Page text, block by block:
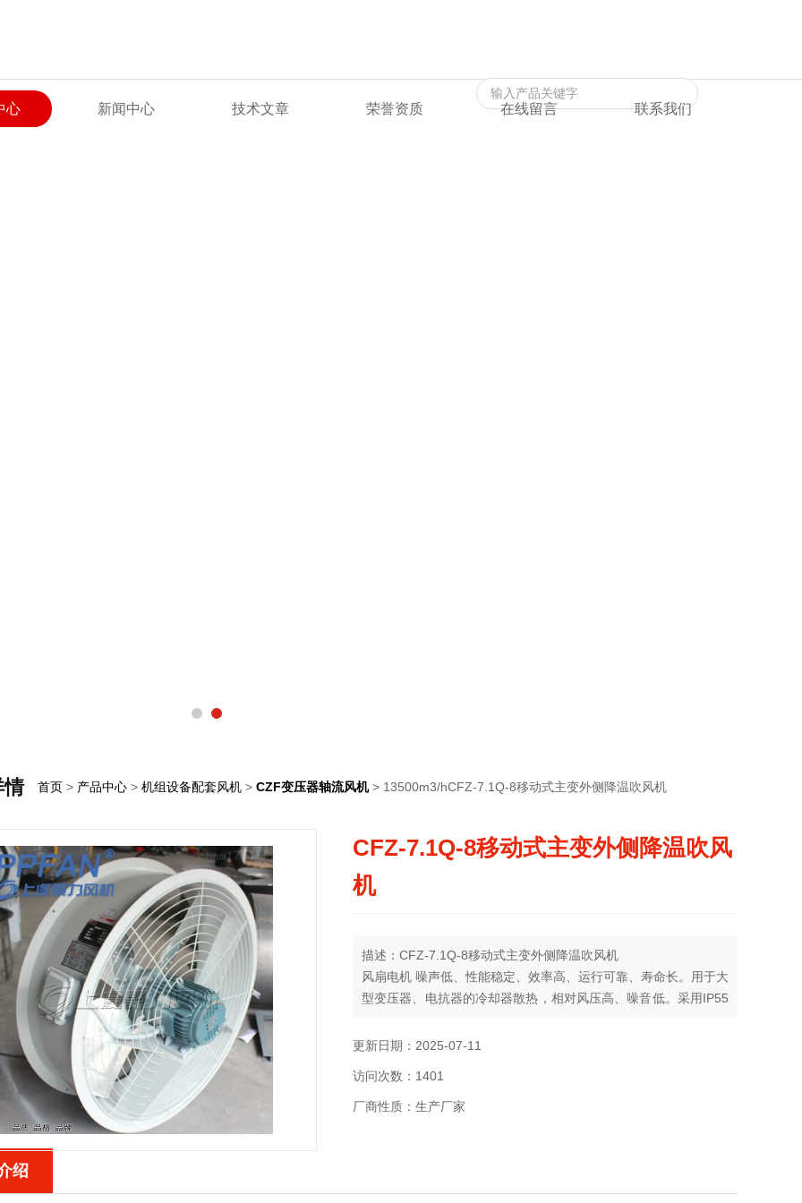
心 新闻中心 技术文章 荣誉资质 在线留言 联系我们
情 首页 > 产品中心 > 机组设备配套风机 > CZF变压器轴流风机> 13500m3/hCFZ-7.1Q-8移动式主变外侧降温吹风机
CFZ-7.1Q-8移动式主变外侧降温吹风
机
描述：CFZ-7.1Q-8移动式主变外侧降温吹风机
风扇电机 噪声低、性能稳定、效率高、运行可靠、寿命长。用于大
型变压器、电抗器的冷却器散热，相对风压高、噪音低。采用IP55
更新日期：2025-07-11
访问次数：1401
厂商性质：生产厂家
绍